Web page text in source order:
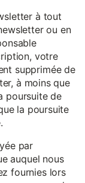
à tout
ou en
votre
supprimée de
à moins que
poursuite de
la poursuite
par
auquel nous
fournies lors